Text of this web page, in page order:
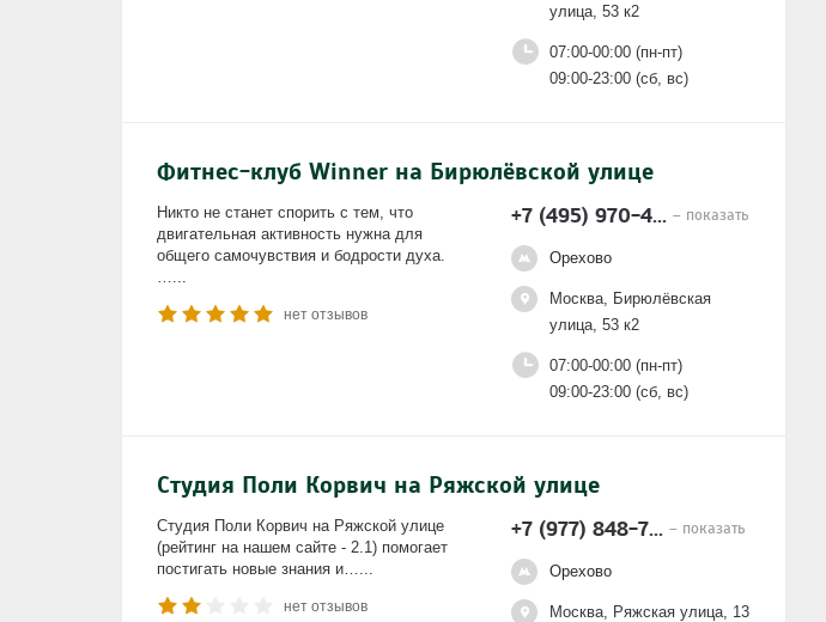
улица, 53 к2
07:00-00:00 (пн-пт)
09:00-23:00 (сб, вс)
Фитнес-клуб Winner на Бирюлёвской улице
Никто не станет спорить с тем, что
двигательная активность нужна для
общего самочувствия и бодрости духа.
нет отзывов
+7 (495) 970-4... – показать
Орехово
Москва, Бирюлёвская
улица, 53 к2
07:00-00:00 (пн-пт)
09:00-23:00 (сб, вс)
Студия Поли Корвич на Ряжской улице
Студия Поли Корвич на Ряжской улице
(рейтинг на нашем сайте - 2.1) помогает
постигать новые знания и…
нет отзывов
+7 (977) 848-7... – показать
Орехово
Москва, Ряжская улица, 13